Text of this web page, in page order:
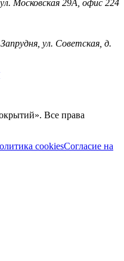
Московская 29А, офис 224
ул. Советская, д.
Все права
cookiesСогласие на